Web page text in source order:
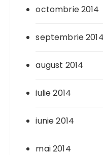
octombrie 2014
septembrie 2014
august 2014
iulie 2014
iunie 2014
mai 2014